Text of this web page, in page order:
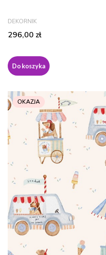
PRODUCENT
DEKORNIK
Cena
296,00 zł
Do koszyka
OKAZJA